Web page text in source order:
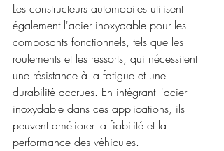
Les constructeurs automobiles utilisent
également l'acier inoxydable pour les
composants fonctionnels, tels que les
roulements et les ressorts, qui nécessitent
une résistance à la fatigue et une
durabilité accrues. En intégrant l'acier
inoxydable dans ces applications, ils
peuvent améliorer la fiabilité et la
performance des véhicules.